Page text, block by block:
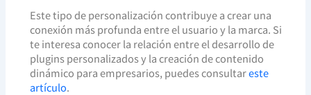
Este tipo de personalización contribuye a crear una
conexión más profunda entre el usuario y la marca. Si
te interesa conocer la relación entre el desarrollo de
plugins personalizados y la creación de contenido
dinámico para empresarios, puedes consultareste
artículo.